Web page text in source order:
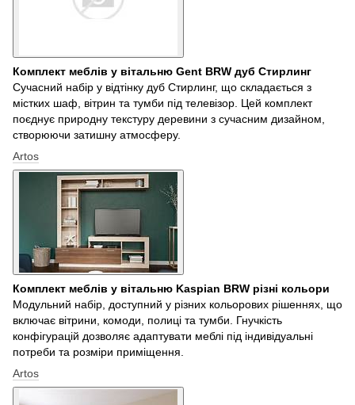
Комплект меблів у вітальню Gent BRW дуб Стирлинг
Сучасний набір у відтінку дуб Стирлинг, що складається з
містких шаф, вітрин та тумби під телевізор. Цей комплект
поєднує природну текстуру деревини з сучасним дизайном,
створюючи затишну атмосферу.
Artos
Комплект меблів у вітальню Kaspian BRW різні кольори
Модульний набір, доступний у різних кольорових рішеннях, що
включає вітрини, комоди, полиці та тумби. Гнучкість
конфігурацій дозволяє адаптувати меблі під індивідуальні
потреби та розміри приміщення.
Artos